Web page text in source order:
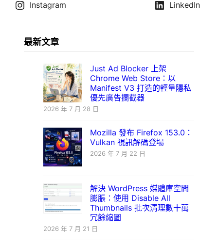
Instagram
LinkedIn
最新文章
Just Ad Blocker 上架
Chrome Web Store：以
Manifest V3 打造的輕量隱私
優先廣告攔截器
2026 年 7 月 28 日
Mozilla 發布 Firefox 153.0：
Vulkan 視訊解碼登場
2026 年 7 月 22 日
解決 WordPress 媒體庫空間
膨脹：使用 Disable All
Thumbnails 批次清理數十萬
冗餘縮圖
2026 年 7 月 21 日